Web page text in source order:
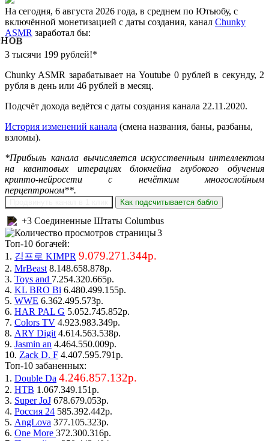
На сегодня, 6 августа 2026 года, в среднем по Ютьюбу, с
включённой монетизацией с даты создания, канал Chunky
ASMR заработал бы:
3 тысячи 199 рублей!*
Chunky ASMR зарабатывает на Youtube 0 рублей в секунду, 2
рубля в день или 46 рублей в месяц.
Подсчёт дохода ведётся с даты создания канала 22.11.2020.
История изменений канала (смена названия, баны, разбаны,
взломы).
*Прибыль канала вычисляется искусственным интеллектом
на квантовых итерациях блокчейна глубокого обучения
крипто-нейросети с нечётким многослойным
перцептроном**.
Как подсчитывается бабло
+3 Соединенные Штаты Columbus
3
Топ-10 богачей:
1. 김프로 KIMPR 9.079.271.344р.
2. MrBeast 8.148.658.878р.
3. Toys and 7.254.320.665р.
4. KL BRO Bi 6.480.499.155р.
5. WWE 6.362.495.573р.
6. HAR PAL G 5.052.745.852р.
7. Colors TV 4.923.983.349р.
8. ARY Digit 4.614.563.538р.
9. Jasmin an 4.464.550.009р.
10. Zack D. F 4.407.595.791р.
Топ-10 забаненных:
1. Double Da 4.246.857.132р.
2. НТВ 1.067.349.151р.
3. Super JoJ 678.679.053р.
4. Россия 24 585.392.442р.
5. AngLova 377.105.323р.
6. One More 372.300.316р.